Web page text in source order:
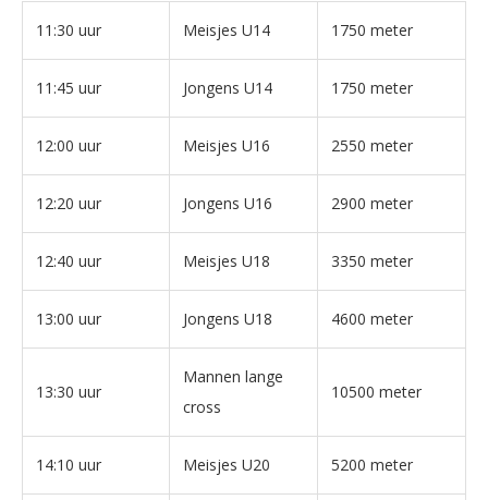
11:30 uur Meisjes U14 1750 meter
11:45 uur Jongens U14 1750 meter
12:00 uur Meisjes U16 2550 meter
12:20 uur Jongens U16 2900 meter
12:40 uur Meisjes U18 3350 meter
13:00 uur Jongens U18 4600 meter
13:30 uur
Mannen lange
cross
10500 meter
14:10 uur Meisjes U20 5200 meter